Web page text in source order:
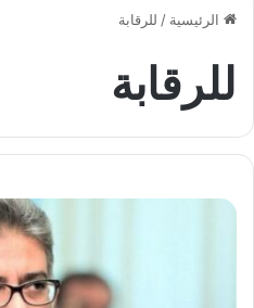
الرئيسية / للرقابة
للرقابة